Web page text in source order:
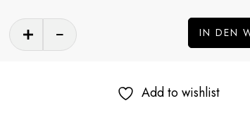
IN DEN
Add to wishlist